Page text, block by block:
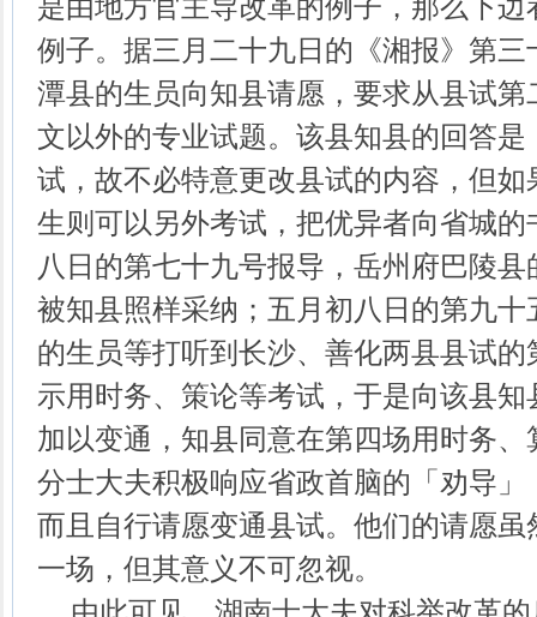
是由地方官主导改革的例子，那么下
例子。据三月二十九日的《湘报》第
潭县的生员向知县请愿，要求从县试
文以外的专业试题。该县知县的回答
试，故不必特意更改县试的内容，但
生则可以另外考试，把优异者向省城
八日的第七十九号报导，岳州府巴陵
被知县照样采纳；五月初八日的第九
的生员等打听到长沙、善化两县县试
示用时务、策论等考试，于是向该县
加以变通，知县同意在第四场用时务
分士大夫积极响应省政首脑的「劝导
而且自行请愿变通县试。他们的请愿
一场，但其意义不可忽视。